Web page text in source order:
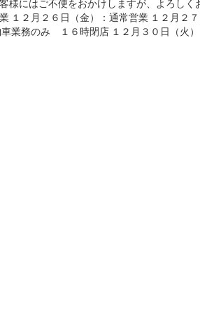
にはご不便をおかけしますが、よろしく
１２月２６日（金）：通常営業 １２月２
業務のみ １６時閉店 １２月３０日（火）